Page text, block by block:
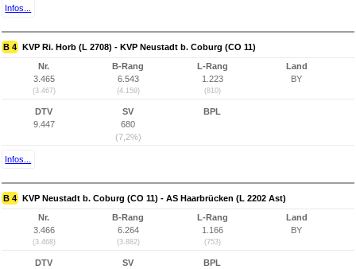
Infos...
B 4 KVP Ri. Horb (L 2708) - KVP Neustadt b. Coburg (CO 11)
Nr.
3.465
(3.467)
B-Rang
6.543
(4.159)
L-Rang
1.223
(810)
Land
BY
DTV
9.447
SV
680
(7,2%)
BPL
Infos...
B 4 KVP Neustadt b. Coburg (CO 11) - AS Haarbrücken (L 2202 Ast)
Nr.
3.466
(3.468)
B-Rang
6.264
(3.882)
L-Rang
1.166
(753)
Land
BY
DTV
SV
BPL